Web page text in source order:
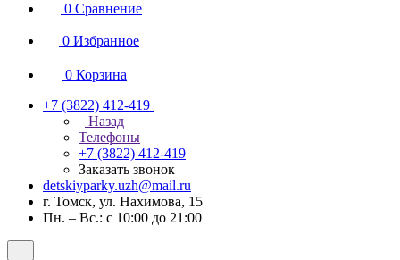
0 Сравнение
0 Избранное
0 Корзина
+7 (3822) 412-419
Назад
Телефоны
+7 (3822) 412-419
Заказать звонок
detskiyparky.uzh@mail.ru
г. Томск, ул. Нахимова, 15
Пн. – Вс.: с 10:00 до 21:00